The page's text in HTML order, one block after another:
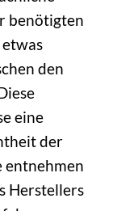
benötigten
den
eine
der
entnehmen
Herstellers